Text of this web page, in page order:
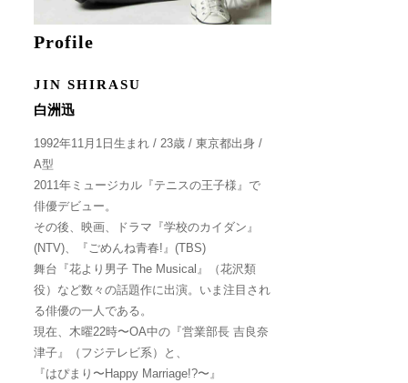
Profile
JIN SHIRASU
白洲迅
1992年11月1日生まれ / 23歳 / 東京都出身 /
A型
2011年ミュージカル『テニスの王子様』で
俳優デビュー。
その後、映画、ドラマ『学校のカイダン』
(NTV)、『ごめんね青春!』(TBS)
舞台『花より男子 The Musical』（花沢類
役）など数々の話題作に出演。いま注目され
る俳優の一人である。
現在、木曜22時〜OA中の『営業部長 吉良奈
津子』（フジテレビ系）と、
『はぴまり〜Happy Marriage!?〜』